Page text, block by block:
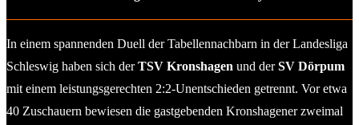
In einem spannenden Duell der Tabellennachbarn in der Landesliga
Schleswig haben sich derTSV Kronshagen und derSV Dörpum
mit einem leistungsgerechten 2:2-Unentschieden getrennt. Vor etwa
40 Zuschauern bewiesen die gastgebenden Kronshagener zweimal